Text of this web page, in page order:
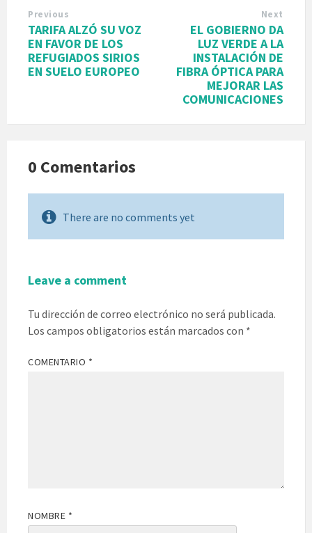
Previous
TARIFA ALZÓ SU VOZ
EN FAVOR DE LOS
REFUGIADOS SIRIOS
EN SUELO EUROPEO
Next
EL GOBIERNO DA
LUZ VERDE A LA
INSTALACIÓN DE
FIBRA ÓPTICA PARA
MEJORAR LAS
COMUNICACIONES
0 Comentarios
There are no comments yet
Leave a comment
Tu dirección de correo electrónico no será publicada.
Los campos obligatorios están marcados con *
COMENTARIO *
NOMBRE *